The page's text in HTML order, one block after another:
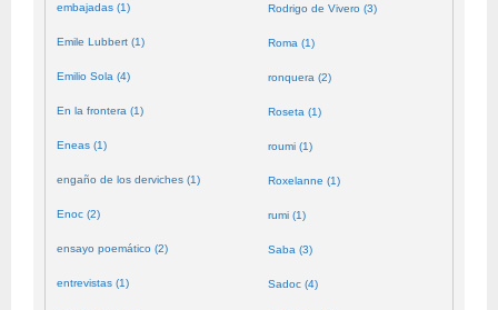
embajadas (1)
Emile Lubbert (1)
Emilio Sola (4)
En la frontera (1)
Eneas (1)
engaño de los derviches (1)
Enoc (2)
ensayo poemático (2)
entrevistas (1)
Rodrigo de Vivero (3)
Roma (1)
ronquera (2)
Roseta (1)
roumi (1)
Roxelanne (1)
rumi (1)
Saba (3)
Sadoc (4)